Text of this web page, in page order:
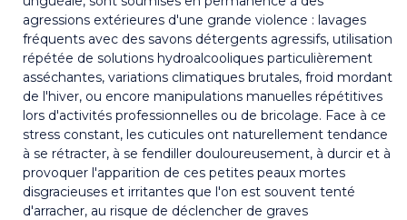
agressions extérieures d'une grande violence : lavages
fréquents avec des savons détergents agressifs, utilisation
répétée de solutions hydroalcooliques particulièrement
asséchantes, variations climatiques brutales, froid mordant
de l'hiver, ou encore manipulations manuelles répétitives
lors d'activités professionnelles ou de bricolage. Face à ce
stress constant, les cuticules ont naturellement tendance
à se rétracter, à se fendiller douloureusement, à durcir et à
provoquer l'apparition de ces petites peaux mortes
disgracieuses et irritantes que l'on est souvent tenté
d'arracher, au risque de déclencher de graves